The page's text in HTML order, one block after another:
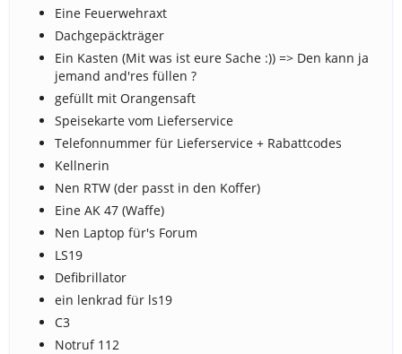
Eine Feuerwehraxt
Dachgepäckträger
Ein Kasten (Mit was ist eure Sache :)) => Den kann ja
jemand and'res füllen ?
gefüllt mit Orangensaft
Speisekarte vom Lieferservice
Telefonnummer für Lieferservice + Rabattcodes
Kellnerin
Nen RTW (der passt in den Koffer)
Eine AK 47 (Waffe)
Nen Laptop für's Forum
LS19
Defibrillator
ein lenkrad für ls19
C3
Notruf 112